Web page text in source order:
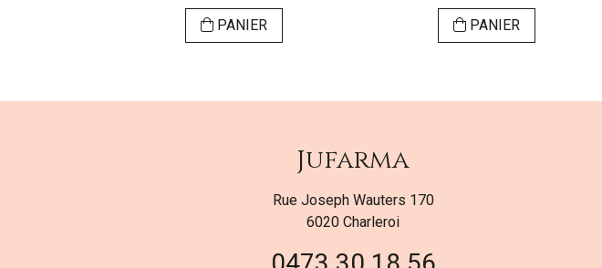
PANIER PANIER
Jufarma
Rue Joseph Wauters 170
6020 Charleroi